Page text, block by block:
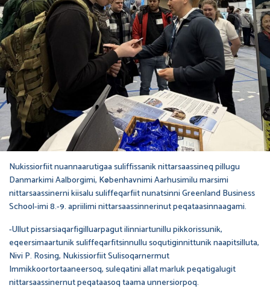
Nukissiorfiit nuannaarutigaa suliffissanik nittarsaassineq pillugu
Danmarkimi Aalborgimi, Københavnimi Aarhusimilu marsimi
nittarsaassinerni kiisalu suliffeqarfiit nunatsinni Greenland Business
School-imi 8.-9. apriilimi nittarsaassinnerinut peqataasinnaagami.
-Ullut pissarsiaqarfigilluarpagut ilinniartunillu pikkorissunik,
eqeersimaartunik suliffeqarfitsinnullu soqutiginnittunik naapitsilluta,
Nivi P. Rosing, Nukissiorfiit Sulisoqarnermut
Immikkoortortaaneersoq, suleqatini allat marluk peqatigalugit
nittarsaassinernut peqataasoq taama unnersiorpoq.